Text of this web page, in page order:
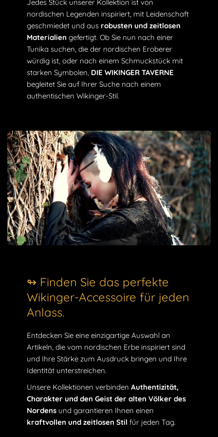
Sind Sie noch unentschlossen? Dann wird vielleicht dieses
Wikinger T Shirt Männer Lokittymit seinem einzigartigen
Design den Ausschlag geben. Unsere Kollektion an
Wikinger T-Shirtsgibt Ihnen die Möglichkeit, Ihre
Persönlichkeit und Ihre Leidenschaft für die Wikingerkultur
auszudrücken. Wenn Sie andere Designs für andere Medien
wünschen, werfen Sie einen Blick auf unser komplettes
Jedes Stück unserer Kollektion ist von
nordischen Legenden inspiriert, mit Leidenschaft
geschmiedet und aus robusten und zeitlosen
Materialien gefertigt. Ob Sie nun nach einer
Tunika suchen, die der nordischen Eroberer
würdig ist, oder nach einem Schmuckstück mit
starken Symbolen, DIE WIKINGER TAVERNE
begleitet Sie auf Ihrer Suche nach einem
authentischen Wikinger-Stil.
↬ Finden Sie das perfekte
Wikinger-Accessoire für jeden
Anlass.
Entdecken Sie eine einzigartige Auswahl an
Artikeln, die vom nordischen Erbe inspiriert sind
und Ihre Stärke zum Ausdruck bringen und Ihre
Identität unterstreichen.
Unsere Kollektionen verbinden Authentizität,
Charakter und den Geist der alten Völker des
Nordens und garantieren Ihnen einen
kraftvollen und zeitlosen Stil für jeden Tag.